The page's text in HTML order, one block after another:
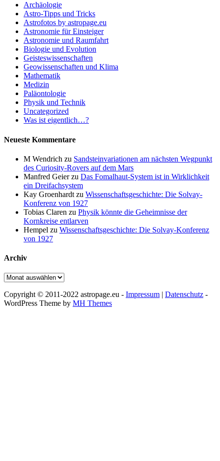
Archäologie
Astro-Tipps und Tricks
Astrofotos by astropage.eu
Astronomie für Einsteiger
Astronomie und Raumfahrt
Biologie und Evolution
Geisteswissenschaften
Geowissenschaften und Klima
Mathematik
Medizin
Paläontologie
Physik und Technik
Uncategorized
Was ist eigentlich…?
Neueste Kommentare
M Wendrich zu Sandsteinvariationen am nächsten Wegpunkt
des Curiosity-Rovers auf dem Mars
Manfred Geierzu Das Fomalhaut-System ist in Wirklichkeit
ein Dreifachsystem
Kay Groenhardt zu Wissenschaftsgeschichte: Die Solvay-
Konferenz von 1927
Tobias Claren zu Physik könnte die Geheimnisse der
Kornkreise entlarven
Hempel zu Wissenschaftsgeschichte: Die Solvay-Konferenz
von 1927
Archiv
Archiv
Copyright © 2011-2022 astropage.eu - Impressum | Datenschutz -
WordPress Theme by MH Themes